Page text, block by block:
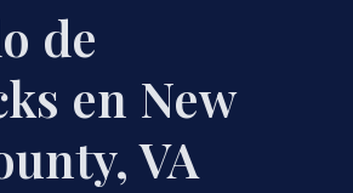
de
en New
VA